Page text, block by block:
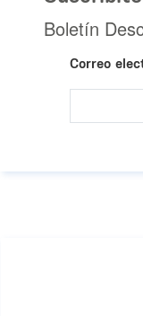
Boletín
Correo